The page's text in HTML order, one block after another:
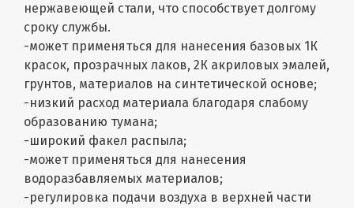
нержавеющей стали, что способствует долгому
сроку службы.
-может применяться для нанесения базовых 1К
красок, прозрачных лаков, 2К акриловых эмалей,
грунтов, материалов на синтетической основе;
-низкий расход материала благодаря слабому
образованию тумана;
-широкий факел распыла;
-может применяться для нанесения
водоразбавляемых материалов;
-регулировка подачи воздуха в верхней части